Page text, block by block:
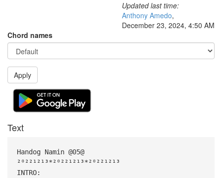
Updated last time:
Anthony Amedo,
December 23, 2024, 4:50 AM
Chord names
Apply
Text
Handog Namin @05@
²⁰²²¹²¹³*²⁰²²¹²¹³*²⁰²²¹²¹³
INTRO: